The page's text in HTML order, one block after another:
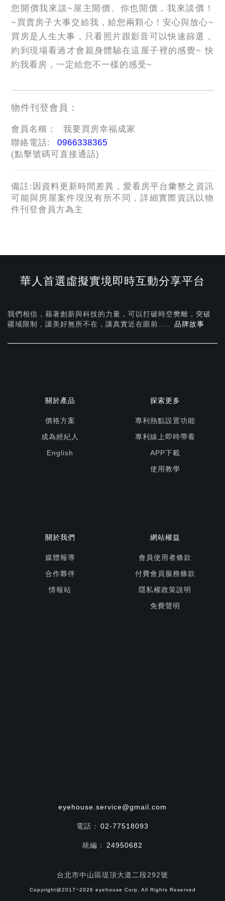
您開價我來談~屋主開價、你也開價，我來談價！
~買賣房子大事交給我，給您兩顆心！安心與放心~
買房是人生大事，只看照片跟影音可以快速篩選，
約到現場看過才會親身體驗在這屋子裡的感覺~ 快
約我看房，一定給您不一樣的感受~
物件刊登會員：
會員名稱：
我要買房幸福成家
聯絡電話:
0966338365
(點擊號碼可直接通話)
備註:因資料更新時間差異，愛看房平台彙整之資訊
可能與房屋案件現況有所不同，詳細實際資訊以物
件刊登會員方為主
華人首選虛擬實境即時互動分享平台
我們相信，藉著創新與科技的力量，可以打破時空樊離，突破
疆域限制，讓美好無所不在， 讓真實近在眼前..... 品牌故事
關於產品
價格方案
成為經紀人
English
探索更多
專利熱點設置功能
專利線上即時帶看
APP下載
使用教學
關於我們
媒體報導
合作夥伴
情報站
網站權益
會員使用者條款
付費會員服務條款
隱私權政策說明
免費聲明
eyehouse.service@gmail.com
電話： 02-77518093
統編： 24950682
台北市中山區堤頂大道二段292號
Copyright@2017~2026 eyehouse Corp. All Rights Reserved